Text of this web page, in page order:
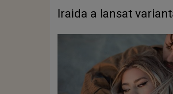
Iraida a lansat